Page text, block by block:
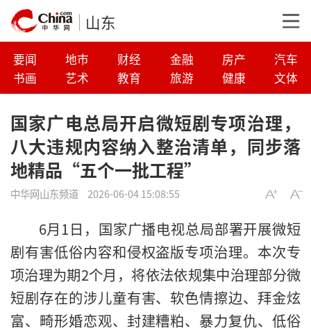
山东
要闻 地市 财经 金融 房产
汽车
书画
艺术 教育 旅游 健康 文体
国家广电总局开启微短剧专项治理，
八大违规内容纳入整治清单，同步落
地精品“五个一批工程”
中华网山东频道 2026-06-04 15:08:55
6月1日，国家广播电视总局部署开展微短
剧有害低俗内容和侵权盗版专项治理。本次专
项治理为期2个月，将依法依规集中治理部分微
短剧存在的涉儿童有害、软色情擦边、拜金炫
富、畸形婚恋观、封建糟粕、暴力复仇、低俗